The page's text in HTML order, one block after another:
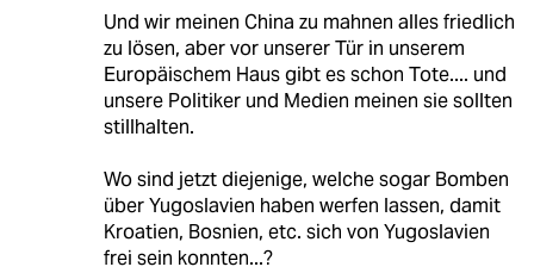
Und wir meinen China zu mahnen alles friedlich
zu lösen, aber vor unserer Tür in unserem
Europäischem Haus gibt es schon Tote.... und
unsere Politiker und Medien meinen sie sollten
stillhalten.
Wo sind jetzt diejenige, welche sogar Bomben
über Yugoslavien haben werfen lassen, damit
Kroatien, Bosnien, etc. sich von Yugoslavien
frei sein konnten...?